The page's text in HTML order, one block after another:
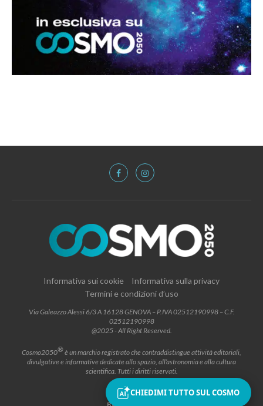
Informativa sui cookie
Informativa sulla privacy
Termini e condizioni d’uso
Via Galeazzo Alessi 6/3 A 16128 GENOVA – P.IVA 02512190998 – C.F.
02512190998
@2025 - All Right Reserved.
Cosmo2050®è un marchio registrato che contraddistingue attività editoriali,
divulgative e informative dedicate allo spazio, all’astronomia e alla cultura
scientifica. Tutti i diritti riservati.
CHIEDIMI TUTTO SUL COSMO